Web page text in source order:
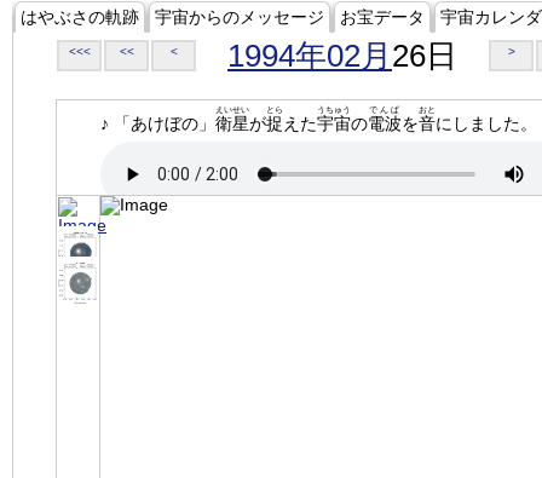
はやぶさの軌跡 宇宙からのメッセージ お宝データ 宇宙カレン
<<< << < 1994年02月 26日 >
♪ 「あけぼの」 衛星
えいせい
が捉
とら
えた宇宙
うちゅう
の電波
でんぱ
を音
おと
にしました。